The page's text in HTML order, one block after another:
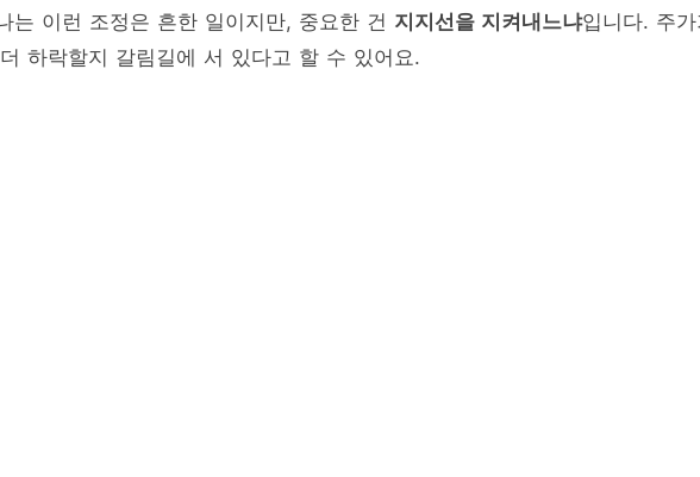
는 이런 조정은 흔한 일이지만, 중요한 건 지지선을 지켜내느냐입니다. 주
하락할지 갈림길에 서 있다고 할 수 있어요.